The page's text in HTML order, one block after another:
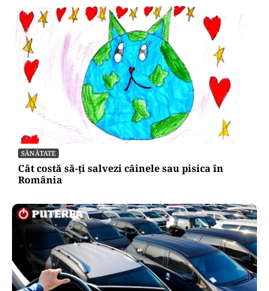
SĂNĂTATE
Cât costă să-ți salvezi câinele sau pisica în
România